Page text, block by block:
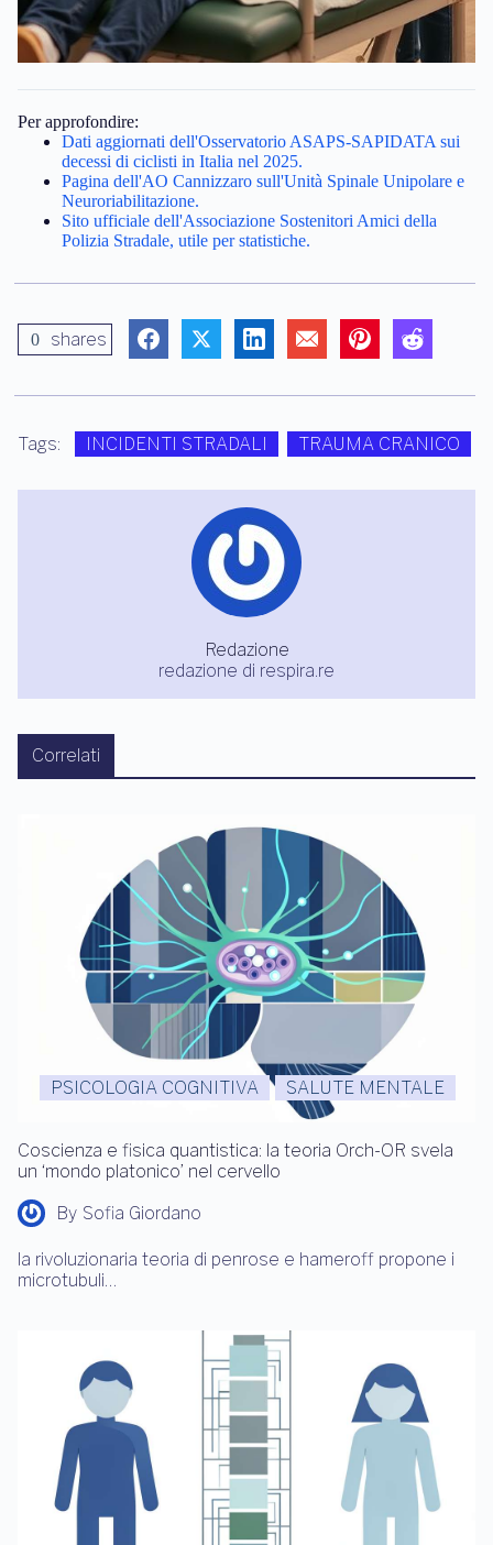
Per approfondire:
Dati aggiornati dell'Osservatorio ASAPS-SAPIDATA sui
decessi di ciclisti in Italia nel 2025.
Pagina dell'AO Cannizzaro sull'Unità Spinale Unipolare e
Neuroriabilitazione.
Sito ufficiale dell'Associazione Sostenitori Amici della
Polizia Stradale, utile per statistiche.
0 shares
Tags: INCIDENTI STRADALI TRAUMA CRANICO
Redazione
redazione di respira.re
Correlati
PSICOLOGIA COGNITIVA SALUTE MENTALE
Coscienza e fisica quantistica: la teoria Orch-OR svela
un ‘mondo platonico’ nel cervello
By Sofia Giordano
la rivoluzionaria teoria di penrose e hameroff propone i
microtubuli…